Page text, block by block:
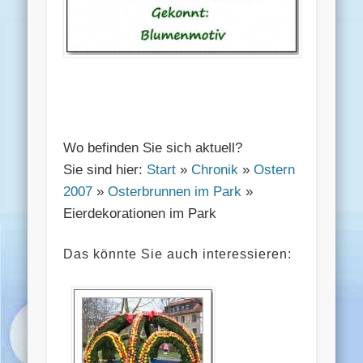
Wo befinden Sie sich aktuell?
Sie sind hier: Start »Chronik»Ostern
2007 »Osterbrunnen im Park »
Eierdekorationen im Park
Das könnte Sie auch interessieren: